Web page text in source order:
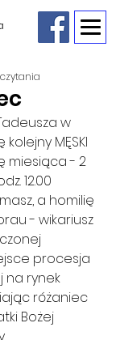
w
MĘSKI
miesiąca - 2
12.00
a homilię
- wikariusz
procesja
na rynek
różaniec
Bożej